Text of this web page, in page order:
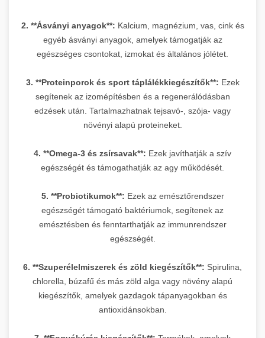
2. **Ásványi anyagok**: Kalcium, magnézium, vas, cink és
egyéb ásványi anyagok, amelyek támogatják az
egészséges csontokat, izmokat és általános jólétet.
3. **Proteinporok és sport táplálékkiegészítők**: Ezek
segítenek az izomépítésben és a regenerálódásban
edzések után. Tartalmazhatnak tejsavó-, szója- vagy
növényi alapú proteineket.
4. **Omega-3 és zsírsavak**: Ezek javíthatják a szív
egészségét és támogathatják az agy működését.
5. **Probiotikumok**: Ezek az emésztőrendszer
egészségét támogató baktériumok, segítenek az
emésztésben és fenntarthatják az immunrendszer
egészségét.
6. **Szuperélelmiszerek és zöld kiegészítők**: Spirulina,
chlorella, búzafű és más zöld alga vagy növény alapú
kiegészítők, amelyek gazdagok tápanyagokban és
antioxidánsokban.